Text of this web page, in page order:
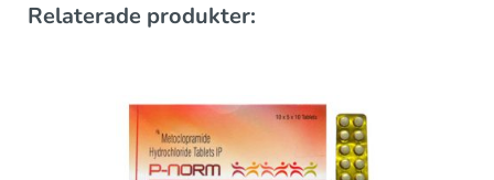
Relaterade produkter: